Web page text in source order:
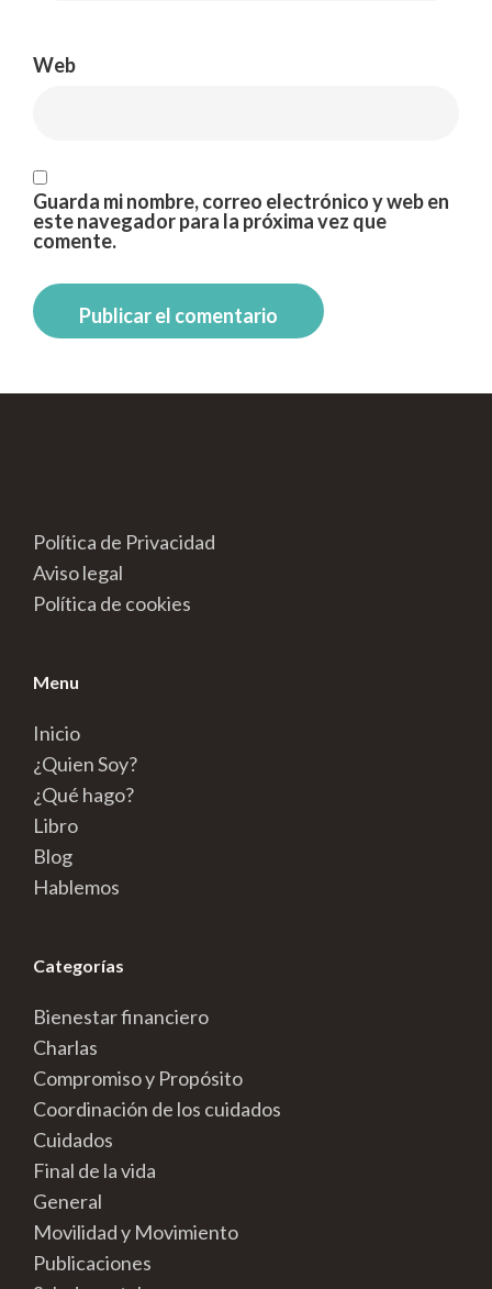
Web
Guarda mi nombre, correo electrónico y web en
este navegador para la próxima vez que
comente.
Política de Privacidad
Aviso legal
Política de cookies
Menu
Inicio
¿Quien Soy?
¿Qué hago?
Libro
Blog
Hablemos
Categorías
Bienestar financiero
Charlas
Compromiso y Propósito
Coordinación de los cuidados
Cuidados
Final de la vida
General
Movilidad y Movimiento
Publicaciones